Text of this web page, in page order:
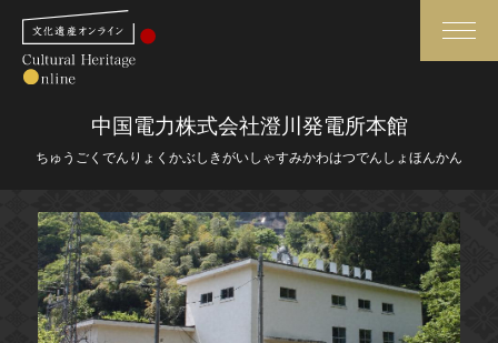
さらに詳細検索
さらに詳細検索
トップ 媒体資料・関連記事等
中国電力株式会社澄川発電所本館
ちゅうごくでんりょくかぶしきがいしゃすみかわはつでんしょほんかん